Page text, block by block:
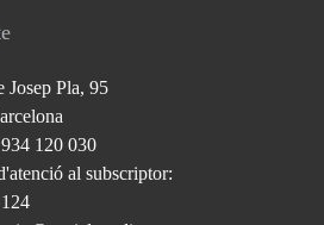
Josep Pla, 95
120 030
al subscriptor: